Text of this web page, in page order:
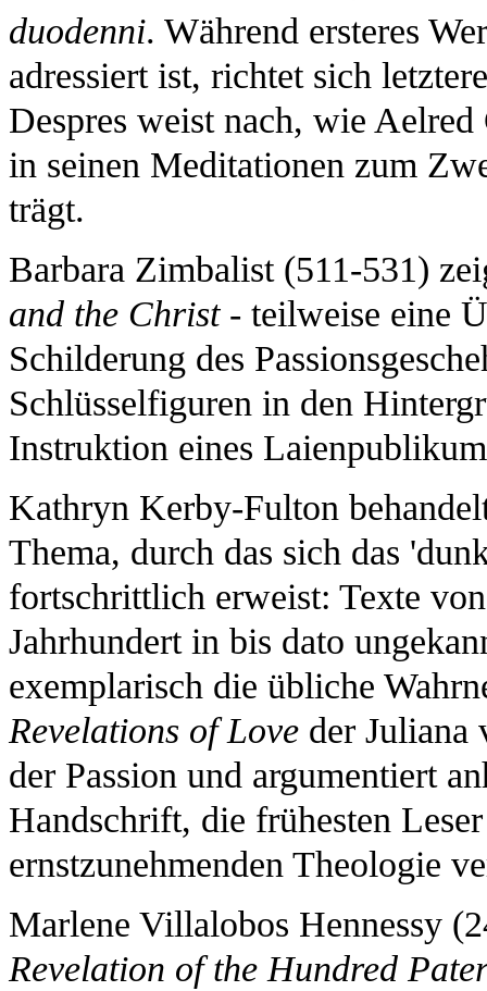
duodenni. Während ersteres
adressiert ist, richtet sich
Despres weist nach, wie
in seinen Meditationen zum
trägt.
Barbara Zimbalist (511-531)
and the Christ- teilweise eine
Schilderung des
Schlüsselfiguren in den
Instruktion eines
Kathryn Kerby-Fulton
Thema, durch das sich das
fortschrittlich erweist: Texte
Jahrhundert in bis dato
exemplarisch die übliche
Revelations of Love der
der Passion und argumentiert
Handschrift, die frühesten
ernstzunehmenden Theologie
Marlene Villalobos Hennessy
Revelation of the Hundred